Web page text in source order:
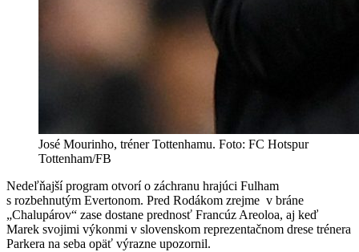
José Mourinho, tréner Tottenhamu. Foto: FC Hotspur
Tottenham/FB
Nedeľňajší program otvorí o záchranu hrajúci Fulham
s rozbehnutým Evertonom. Pred Rodákom zrejme v bráne
„Chalupárov“ zase dostane prednosť Francúz Areoloa, aj keď
Marek svojimi výkonmi v slovenskom reprezentačnom drese trénera
Parkera na seba opäť výrazne upozornil.